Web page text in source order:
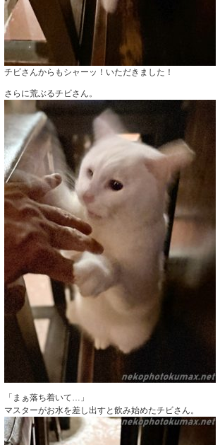
チビさんからもシャーッ！いただきました！
さらに荒ぶるチビさん。
「まぁ落ち着いて…」
マスターがお水を差し出すと飲み始めたチビさん。